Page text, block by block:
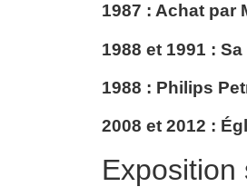
1987 : Achat par
1988 et 1991 :
1988 : Philips
2008 et 2012 :
Exposition